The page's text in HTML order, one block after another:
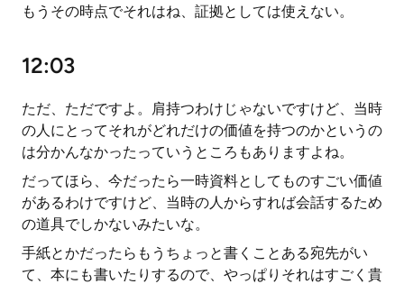
もうその時点でそれはね、証拠としては使えない。
12:03
ただ、ただですよ。肩持つわけじゃないですけど、当時
の人にとってそれがどれだけの価値を持つのかというの
は分かんなかったっていうところもありますよね。
だってほら、今だったら一時資料としてものすごい価値
があるわけですけど、当時の人からすれば会話するため
の道具でしかないみたいな。
手紙とかだったらもうちょっと書くことある宛先がい
て、本にも書いたりするので、やっぱりそれはすごく貴